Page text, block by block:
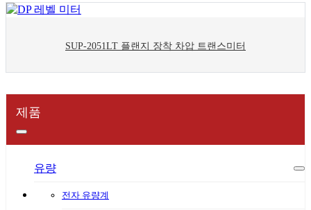
SUP-2051LT 플랜지 장착 차압 트랜스미터
제품
유량
전자 유량계